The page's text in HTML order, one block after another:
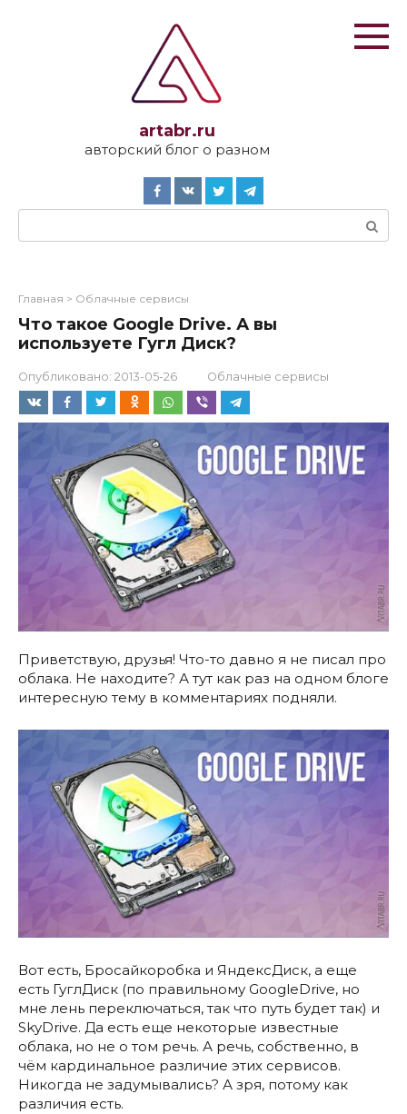
artabr.ru
авторский блог о разном
Поиск:
Главная > Облачные сервисы
Что такое Google Drive. А вы
используете Гугл Диск?
Опубликовано: 2013-05-26 Облачные сервисы
Приветствую, друзья! Что-то давно я не писал про
облака. Не находите? А тут как раз на одном блоге
интересную тему в комментариях подняли.
Вот есть, Бросайкоробка и ЯндексДиск, а еще
есть ГуглДиск (по правильному GoogleDrive, но
мне лень переключаться, так что путь будет так) и
SkyDrive. Да есть еще некоторые известные
облака, но не о том речь. А речь, собственно, в
чём кардинальное различие этих сервисов.
Никогда не задумывались? А зря, потому как
различия есть.